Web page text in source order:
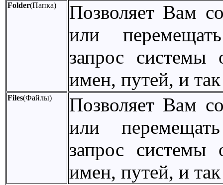
Folder(Папка)
Позволяет Вам
или
запрос системы
имен, путей, и так
Files(Файлы)
Позволяет Вам
или
запрос системы
имен, путей, и так